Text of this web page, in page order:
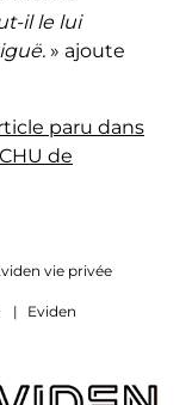
il le lui
» ajoute
paru dans
de
vie privée
| Eviden